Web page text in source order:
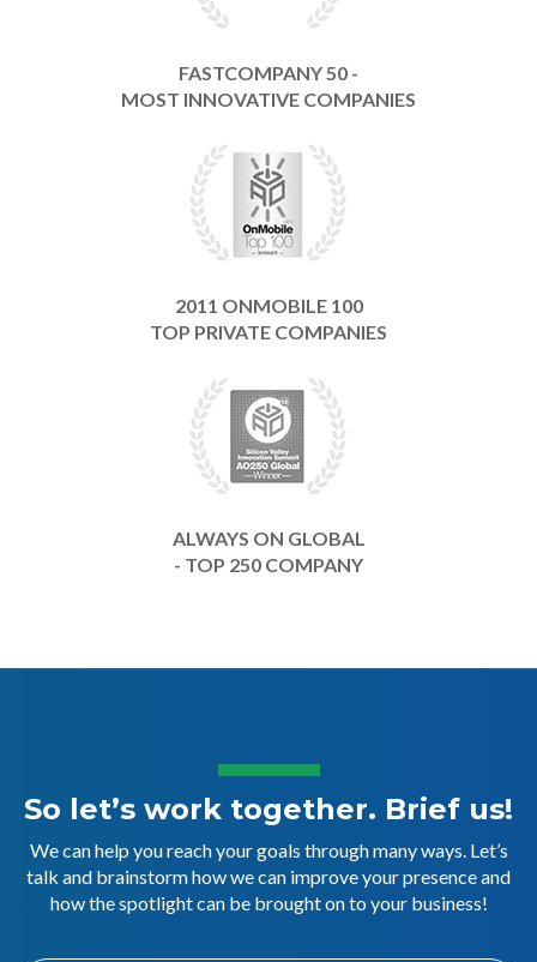
FASTCOMPANY 50 -
MOST INNOVATIVE COMPANIES
2011 ONMOBILE 100
TOP PRIVATE COMPANIES
ALWAYS ON GLOBAL
- TOP 250 COMPANY
So let’s work together. Brief us!
We can help you reach your goals through many ways. Let’s
talk and brainstorm how we can improve your presence and
how the spotlight can be brought on to your business!